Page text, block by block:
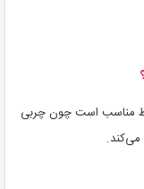
مناسب است چون چربی
می‌کند.